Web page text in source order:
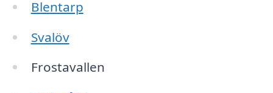
Blentarp
Svalöv
Frostavallen